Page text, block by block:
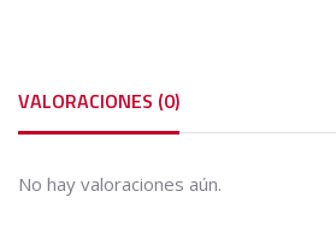
VALORACIONES (0)
No hay valoraciones aún.